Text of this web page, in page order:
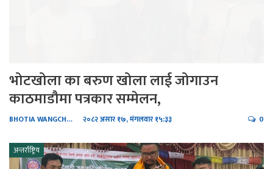
भोटखोला का बरुण खोला लाई जोगाउन
काठमाडौमा पत्रकार सम्मेलन,
BHOTIA WANGCHHIRING २०८२ असार १७, मंगलवार १५:३३ 0
अन्तर्राष्ट्रिय